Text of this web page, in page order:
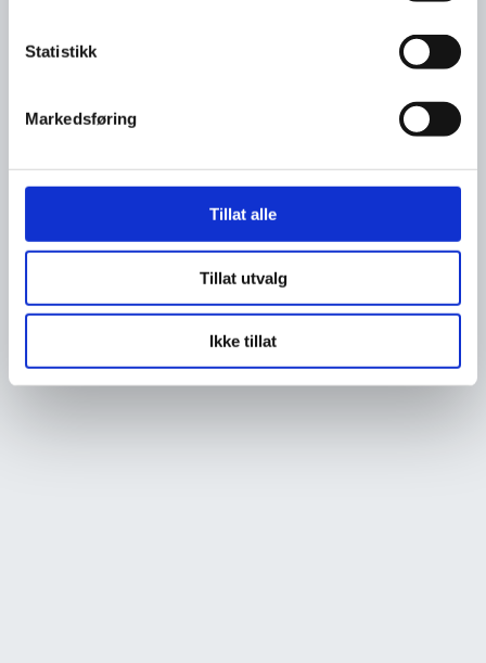
Statistikk
Markedsføring
Tillat alle
Tillat utvalg
Ikke tillat